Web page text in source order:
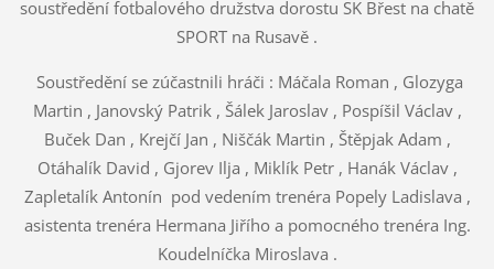
soustředění fotbalového družstva dorostu SK Břest na chatě
SPORT na Rusavě .
Soustředění se zúčastnili hráči : Máčala Roman , Glozyga
Martin , Janovský Patrik , Šálek Jaroslav , Pospíšil Václav ,
Buček Dan , Krejčí Jan , Niščák Martin , Štěpjak Adam ,
Otáhalík David , Gjorev Ilja , Miklík Petr , Hanák Václav ,
Zapletalík Antonín pod vedením trenéra Popely Ladislava ,
asistenta trenéra Hermana Jiřího a pomocného trenéra Ing.
Koudelníčka Miroslava .